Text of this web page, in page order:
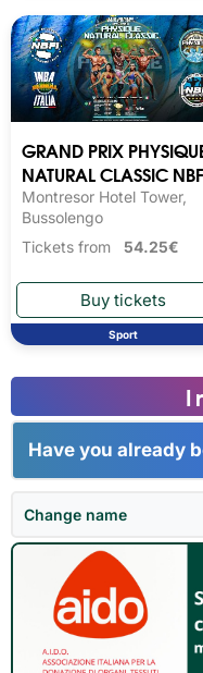
GRAND PRIX
NATURAL CLASSIC
Montresor Hotel Tower,
Bussolengo
Tickets from 54.25€
Sport
Have you already
Change name